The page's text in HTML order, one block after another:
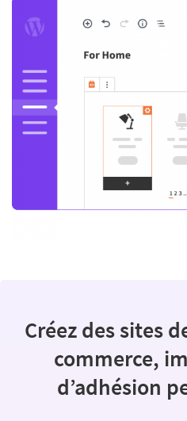
Créez des sites
commerce,
d’adhésion